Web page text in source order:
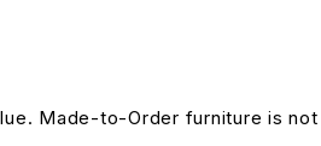
Made-to-Order furniture is not